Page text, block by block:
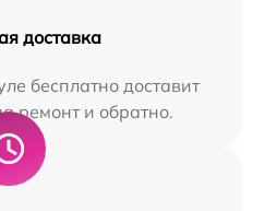
доставка
бесплатно доставит
ремонт и обратно.